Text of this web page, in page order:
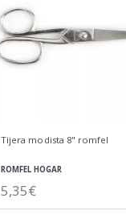
Tijera modista 8" romfel
ROMFEL HOGAR
5,35€